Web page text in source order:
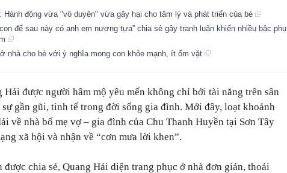
Hành động vừa "vô duyên" vừa gây hại cho tâm lý và phát triển của bé
để sau này có anh em nương tựa” chia sẻ gây tranh luận khiến nhiều bậc phụ
nhà cho bé với ý nghĩa mong con khỏe mạnh, ít ốm vặt
Hải được người hâm mộ yêu mến không chỉ bởi tài năng trên sân
sự gần gũi, tinh tế trong đời sống gia đình. Mới đây, loạt khoảnh
về nhà bố mẹ vợ – gia đình của Chu Thanh Huyền tại Sơn Tây
xã hội và nhận về “cơn mưa lời khen”.
được chia sẻ, Quang Hải diện trang phục ở nhà đơn giản, thoải